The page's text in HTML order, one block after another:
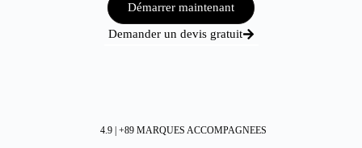
Démarrer maintenant
Demander un devis gratuit
4.9 | +89 MARQUES ACCOMPAGNEES